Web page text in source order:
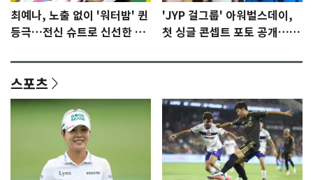
최예나, 노출 없이 '워터밤' 퀸
등극…전신 슈트로 신선한 충
'JYP 걸그룹' 아워벌스데이,
첫 싱글 콘셉트 포토 공개…청
스포츠